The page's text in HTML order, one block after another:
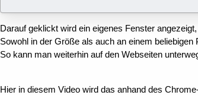
Darauf geklickt wird ein eigenes Fenster
Sowohl in der Größe als auch an einem beliebigen
So kann man weiterhin auf den Webseiten
Hier in diesem Video wird das anhand des